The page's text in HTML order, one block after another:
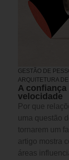
GESTÃO DE
ARQUITETURA
A
velocidade
Por que
uma questão
tornarem um
artigo mostra
áreas